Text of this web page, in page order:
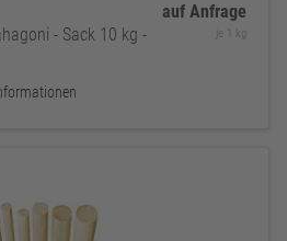
- Sack 10 kg -
auf Anfrage
je 1 kg